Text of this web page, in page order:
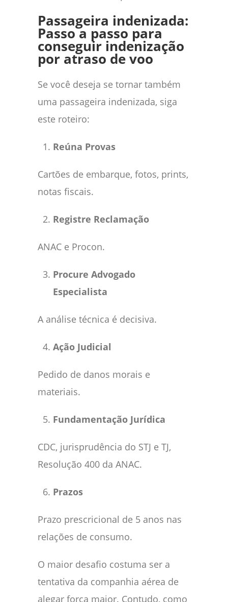
Passageira indenizada:
Passo a passo para
conseguir indenização
por atraso de voo
Se você deseja se tornar também
uma passageira indenizada, siga
este roteiro:
Reúna Provas
Cartões de embarque, fotos, prints,
notas fiscais.
Registre Reclamação
ANAC e Procon.
Procure Advogado
Especialista
A análise técnica é decisiva.
Ação Judicial
Pedido de danos morais e
materiais.
Fundamentação Jurídica
CDC, jurisprudência do STJ e TJ,
Resolução 400 da ANAC.
Prazos
Prazo prescricional de 5 anos nas
relações de consumo.
O maior desafio costuma ser a
tentativa da companhia aérea de
alegar força maior. Contudo, como